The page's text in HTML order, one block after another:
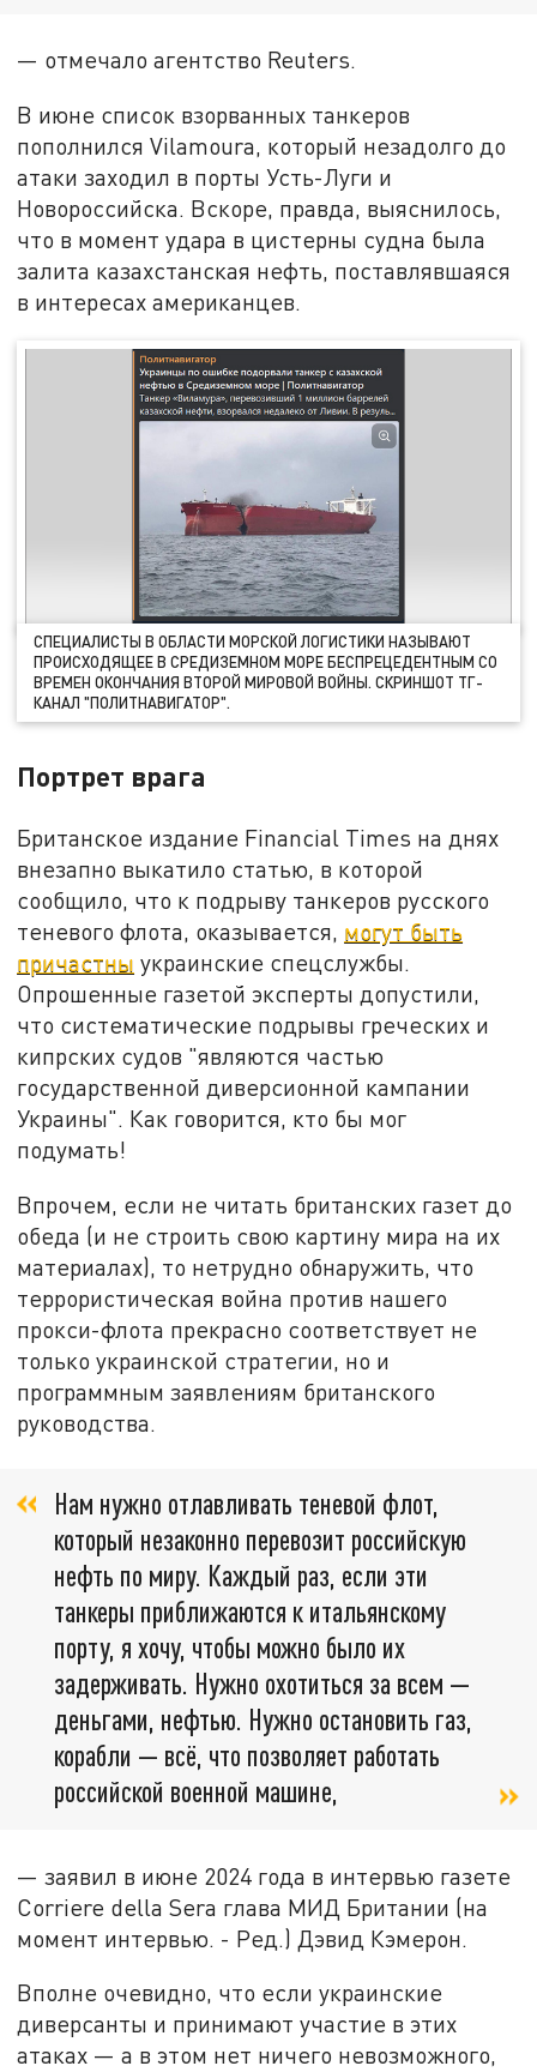
— отмечало агентство Reuters.
В июне список взорванных танкеров
пополнился Vilamoura, который незадолго до
атаки заходил в порты Усть-Луги и
Новороссийска. Вскоре, правда, выяснилось,
что в момент удара в цистерны судна была
залита казахстанская нефть, поставлявшаяся
в интересах американцев.
СПЕЦИАЛИСТЫ В ОБЛАСТИ МОРСКОЙ ЛОГИСТИКИ НАЗЫВАЮТ
ПРОИСХОДЯЩЕЕ В СРЕДИЗЕМНОМ МОРЕ БЕСПРЕЦЕДЕНТНЫМ СО
ВРЕМЕН ОКОНЧАНИЯ ВТОРОЙ МИРОВОЙ ВОЙНЫ. СКРИНШОТ ТГ-
КАНАЛ "ПОЛИТНАВИГАТОР".
Портрет врага
Британское издание Financial Times на днях
внезапно выкатило статью, в которой
сообщило, что к подрыву танкеров русского
теневого флота, оказывается, могут быть
причастны украинские спецслужбы.
Опрошенные газетой эксперты допустили,
что систематические подрывы греческих и
кипрских судов "являются частью
государственной диверсионной кампании
Украины". Как говорится, кто бы мог
подумать!
Впрочем, если не читать британских газет до
обеда (и не строить свою картину мира на их
материалах), то нетрудно обнаружить, что
террористическая война против нашего
прокси-флота прекрасно соответствует не
только украинской стратегии, но и
программным заявлениям британского
руководства.
Нам нужно отлавливать теневой флот,
который незаконно перевозит российскую
нефть по миру. Каждый раз, если эти
танкеры приближаются к итальянскому
порту, я хочу, чтобы можно было их
задерживать. Нужно охотиться за всем —
деньгами, нефтью. Нужно остановить газ,
корабли — всё, что позволяет работать
российской военной машине,
— заявил в июне 2024 года в интервью газете
Corriere della Sera глава МИД Британии (на
момент интервью. - Ред.) Дэвид Кэмерон.
Вполне очевидно, что если украинские
диверсанты и принимают участие в этих
атаках — а в этом нет ничего невозможного,